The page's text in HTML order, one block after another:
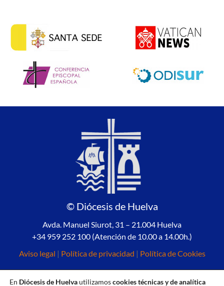
© Diócesis de Huelva
Avda. Manuel Siurot, 31 – 21.004 Huelva
+34 959 252 100 (Atención de 10.00 a 14.00h.)
Aviso legal | Política de privacidad | Política de Cookies
En Diócesis de Huelvautilizamoscookies técnicas y de analítica